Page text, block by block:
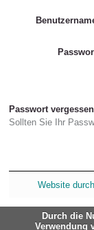
Passwort
Sollten Sie Ihr
Website
Durch die
Verwendung